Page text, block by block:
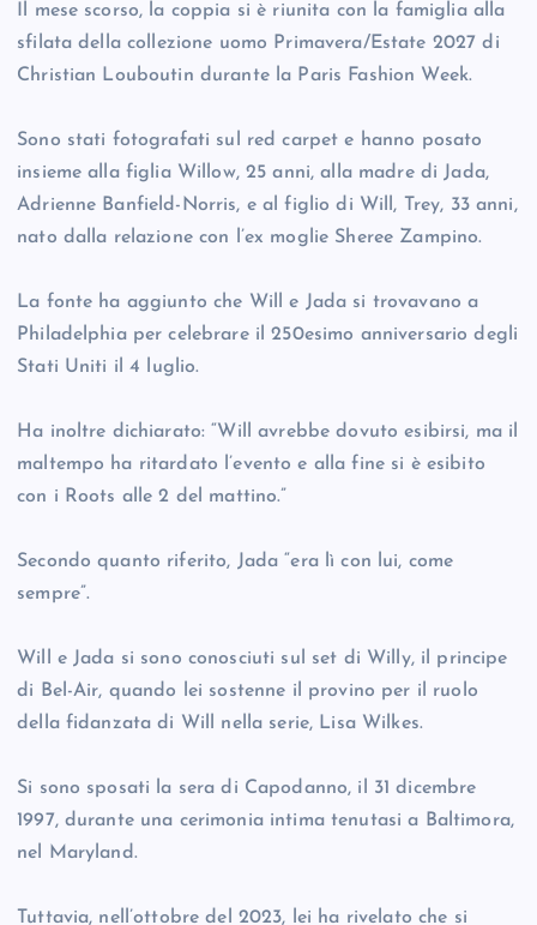
Il mese scorso, la coppia si è riunita con la famiglia alla
sfilata della collezione uomo Primavera/Estate 2027 di
Christian Louboutin durante la Paris Fashion Week.
Sono stati fotografati sul red carpet e hanno posato
insieme alla figlia Willow, 25 anni, alla madre di Jada,
Adrienne Banfield-Norris, e al figlio di Will, Trey, 33 anni,
nato dalla relazione con l’ex moglie Sheree Zampino.
La fonte ha aggiunto che Will e Jada si trovavano a
Philadelphia per celebrare il 250esimo anniversario degli
Stati Uniti il 4 luglio.
Ha inoltre dichiarato: “Will avrebbe dovuto esibirsi, ma il
maltempo ha ritardato l’evento e alla fine si è esibito
con i Roots alle 2 del mattino.”
Secondo quanto riferito, Jada “era lì con lui, come
sempre”.
Will e Jada si sono conosciuti sul set di Willy, il principe
di Bel-Air, quando lei sostenne il provino per il ruolo
della fidanzata di Will nella serie, Lisa Wilkes.
Si sono sposati la sera di Capodanno, il 31 dicembre
1997, durante una cerimonia intima tenutasi a Baltimora,
nel Maryland.
Tuttavia, nell’ottobre del 2023, lei ha rivelato che si